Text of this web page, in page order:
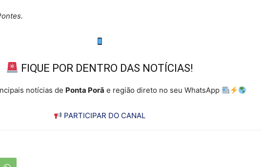
FIQUE POR DENTRO DAS NOTÍCIAS!
notícias de Ponta Porã e região direto no seu WhatsApp
PARTICIPAR DO CANAL